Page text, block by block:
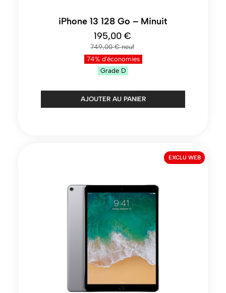
iPhone 13 128 Go – Minuit
195,00 €
749,00 €
74% d'économies
Grade D
AJOUTER AU PANIER
EXCLU WEB